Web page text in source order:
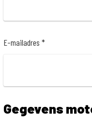
E-mailadres *
Gegevens